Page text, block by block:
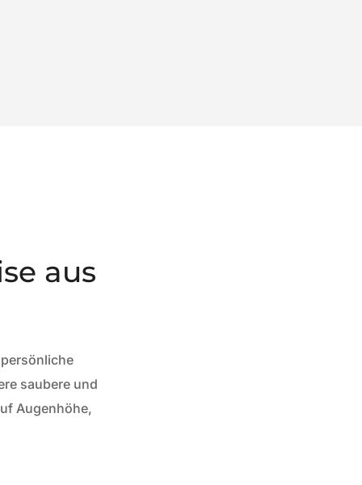
aus
saubere und
Augenhöhe,